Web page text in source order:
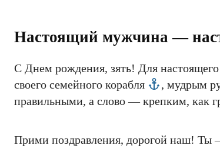
Настоящий мужчина —
С Днем рождения, зять! Для
своего семейного корабля
, мудрым
правильными, а слово — крепким, как
Прими поздравления, дорогой наш! Ты